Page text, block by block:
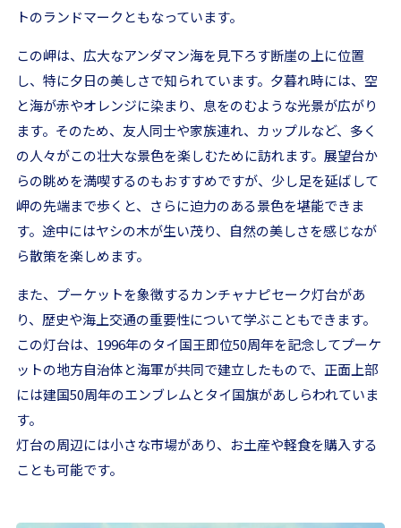
トのランドマークともなっています。
この岬は、広大なアンダマン海を見下ろす断崖の上に位置
し、特に夕日の美しさで知られています。夕暮れ時には、空
と海が赤やオレンジに染まり、息をのむような光景が広がり
ます。そのため、友人同士や家族連れ、カップルなど、多く
の人々がこの壮大な景色を楽しむために訪れます。展望台か
らの眺めを満喫するのもおすすめですが、少し足を延ばして
岬の先端まで歩くと、さらに迫力のある景色を堪能できま
す。途中にはヤシの木が生い茂り、自然の美しさを感じなが
ら散策を楽しめます。
また、プーケットを象徴するカンチャナピセーク灯台があ
り、歴史や海上交通の重要性について学ぶこともできます。
この灯台は、1996年のタイ国王即位50周年を記念してプーケ
ットの地方自治体と海軍が共同で建立したもので、正面上部
には建国50周年のエンブレムとタイ国旗があしらわれていま
す。
灯台の周辺には小さな市場があり、お土産や軽食を購入する
ことも可能です。